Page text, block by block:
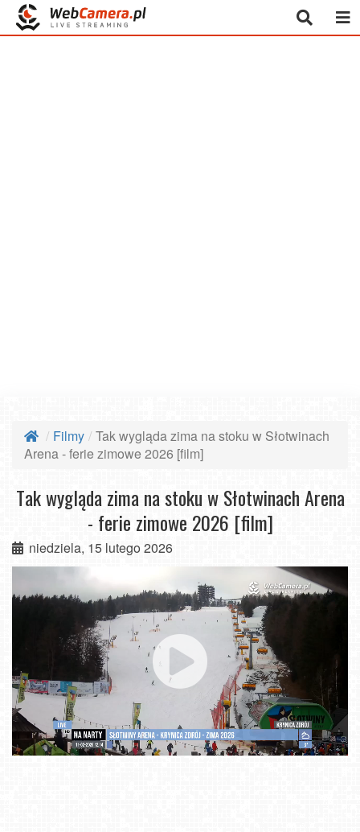
Filmy
Tak wygląda zima na stoku w Słotwinach
Arena - ferie zimowe 2026 [film]
Tak wygląda zima na stoku w Słotwinach Arena
- ferie zimowe 2026 [film]
niedziela, 15 lutego 2026